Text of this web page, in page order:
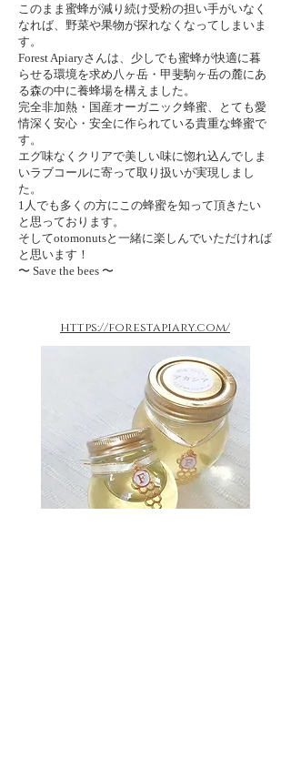
このまま蜜蜂が減り続け受粉の担い手がいなく
なれば、野菜や果物が探れなくなってしまいま
す。
Forest Apiaryさんは、少しでも蜜蜂が快適に暮
らせる環境を求め八ヶ岳・甲斐駒ヶ岳の麓にあ
る森の中に養蜂場を構えました。
完全非加熱・国産オーガニック蜂蜜、とても愛
情深く安心・安全に作られている貴重な蜂蜜で
す。
エグ味なくクリアで美しい味に惚れ込んでしま
いラブコールに寄って取り扱いが実現しまし
た。
1人でも多くの方にこの蜂蜜を知って頂きたい
と思っております。
そしてotomonutsと一緒に楽しんでいただければ
と思います！
〜 Save the bees 〜
https://forestapiary.com/